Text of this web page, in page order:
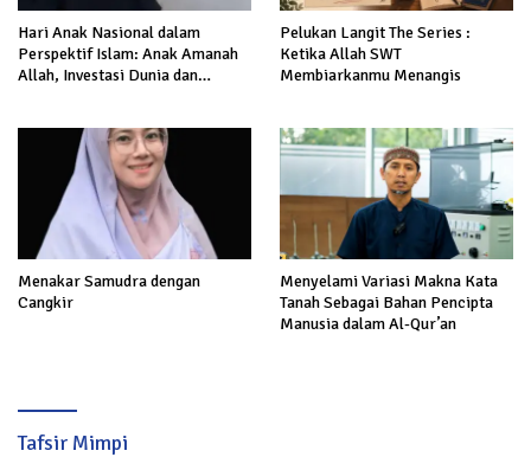
Hari Anak Nasional dalam
Perspektif Islam: Anak Amanah
Allah, Investasi Dunia dan
Pelukan Langit The Series :
Ketika Allah SWT
Membiarkanmu Menangis
Menakar Samudra dengan
Cangkir
Menyelami Variasi Makna Kata
Tanah Sebagai Bahan Pencipta
Manusia dalam Al-Qur’an
Tafsir Mimpi